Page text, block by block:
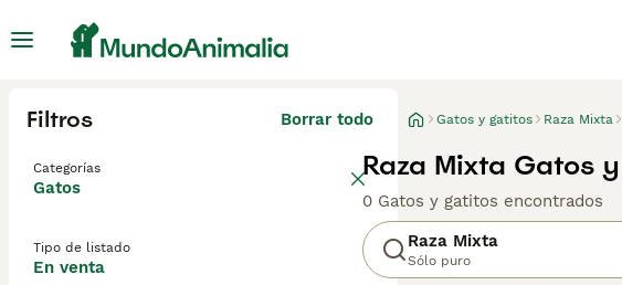
Filtros Borrar todo
Categorías
Gatos
Tipo de listado
En venta
Gatos y gatitos Raza Mixta
Raza Mixta Gatos
0 Gatos y gatitos encontrados
Raza Mixta
Sólo puro